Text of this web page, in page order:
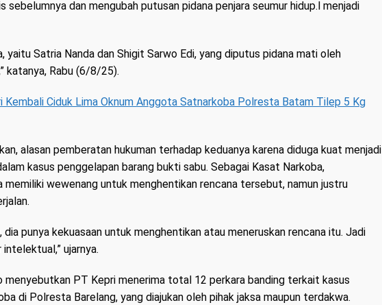
sebelumnya dan mengubah putusan pidana penjara seumur hidup.l menjadi
yaitu Satria Nanda dan Shigit Sarwo Edi, yang diputus pidana mati oleh
katanya, Rabu (6/8/25).
Kembali Ciduk Lima Oknum Anggota Satnarkoba Polresta Batam Tilep 5 Kg
alasan pemberatan hukuman terhadap keduanya karena diduga kuat menjadi
kasus penggelapan barang bukti sabu. Sebagai Kasat Narkoba,
memiliki wewenang untuk menghentikan rencana tersebut, namun justru
dia punya kekuasaan untuk menghentikan atau meneruskan rencana itu. Jadi
ujarnya.
menyebutkan PT Kepri menerima total 12 perkara banding terkait kasus
di Polresta Barelang, yang diajukan oleh pihak jaksa maupun terdakwa.